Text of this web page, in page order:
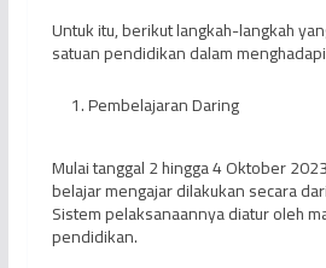
Untuk itu, berikut langkah-langkah
satuan pendidikan dalam
Pembelajaran Daring
Mulai tanggal 2 hingga 4 Oktober
belajar mengajar dilakukan secara
Sistem pelaksanaannya diatur oleh
pendidikan.